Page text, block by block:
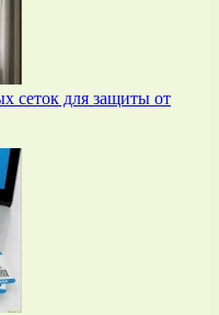
сеток для защиты от